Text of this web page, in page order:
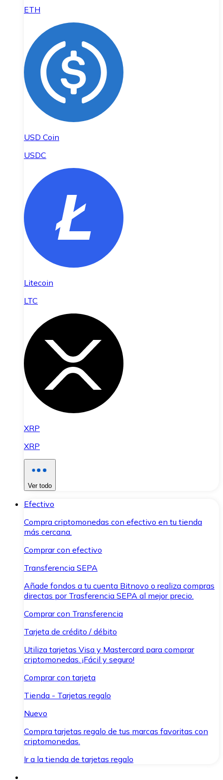
ETH
USD Coin
USDC
Litecoin
LTC
XRP
XRP
Ver todo
Efectivo
Compra criptomonedas con efectivo en tu tienda
más cercana.
Comprar con efectivo
Transferencia SEPA
Añade fondos a tu cuenta Bitnovo o realiza compras
directas por Trasferencia SEPA al mejor precio.
Comprar con Transferencia
Tarjeta de crédito / débito
Utiliza tarjetas Visa y Mastercard para comprar
criptomonedas. ¡Fácil y seguro!
Comprar con tarjeta
Tienda - Tarjetas regalo
Nuevo
Compra tarjetas regalo de tus marcas favoritas con
criptomonedas.
Ir a la tienda de tarjetas regalo